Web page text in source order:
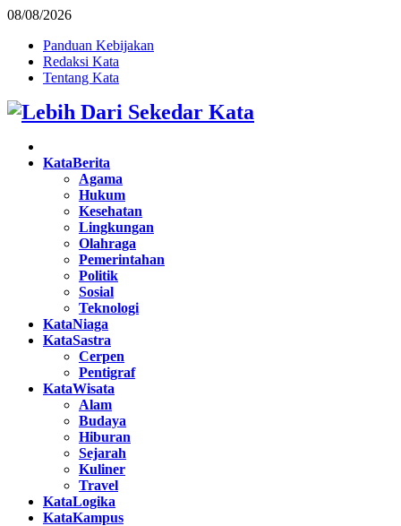
08/08/2026
Panduan Kebijakan
Redaksi Kata
Tentang Kata
Facebook
Twitter
Instagram
Pinterest
Youtube
KataBerita
Agama
Hukum
Kesehatan
Lingkungan
Olahraga
Pemerintahan
Politik
Sosial
Teknologi
KataNiaga
KataSastra
Cerpen
Pentigraf
KataWisata
Alam
Budaya
Hiburan
Sejarah
Kuliner
Travel
KataLogika
KataKampus